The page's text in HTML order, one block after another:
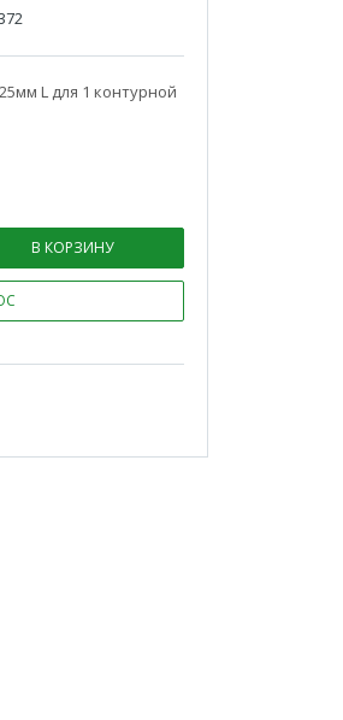
L для 1 контурной
В КОРЗИНУ